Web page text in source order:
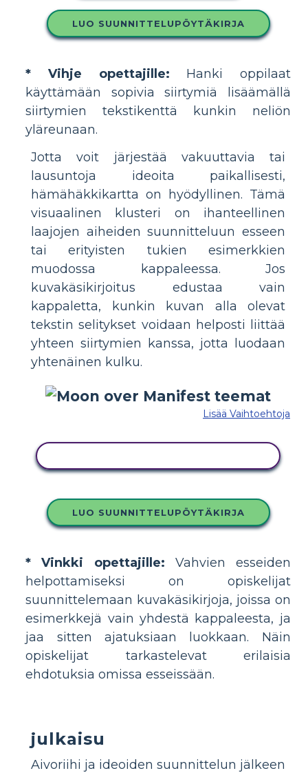
LUO SUUNNITTELUPÖYTÄKIRJA
* Vihje opettajille: Hanki oppilaat
käyttämään sopivia siirtymiä lisäämällä
siirtymien tekstikenttä kunkin neliön
yläreunaan.
Jotta voit järjestää vakuuttavia tai
lausuntoja ideoita paikallisesti,
hämähäkkikartta on hyödyllinen. Tämä
visuaalinen klusteri on ihanteellinen
laajojen aiheiden suunnitteluun esseen
tai erityisten tukien esimerkkien
muodossa kappaleessa. Jos
kuvakäsikirjoitus edustaa vain
kappaletta, kunkin kuvan alla olevat
tekstin selitykset voidaan helposti liittää
yhteen siirtymien kanssa, jotta luodaan
yhtenäinen kulku.
Lisää Vaihtoehtoja
LUO SUUNNITTELUPÖYTÄKIRJA
* Vinkki opettajille: Vahvien esseiden
helpottamiseksi on opiskelijat
suunnittelemaan kuvakäsikirjoja, joissa on
esimerkkejä vain yhdestä kappaleesta, ja
jaa sitten ajatuksiaan luokkaan. Näin
opiskelijat tarkastelevat erilaisia
ehdotuksia omissa esseissään.
julkaisu
Aivoriihi ja ideoiden suunnittelun jälkeen